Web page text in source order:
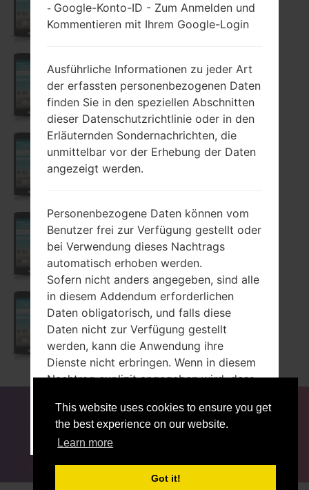
This website uses cookies to ensure you get
the best experience on our website.
Learn more
Got it!
D290AR
D290G
D290J
D290N
D290TR
- Google-Konto-ID - Zum Anmelden und
Kommentieren mit Ihrem Google-Login
Ausführliche Informationen zu jeder Art
der erfassten personenbezogenen Daten
finden Sie in den speziellen Abschnitten
dieser Datenschutzrichtlinie oder in den
Erläuternden Sondernachrichten, die
unmittelbar vor der Erhebung der Daten
angezeigt werden.
Personenbezogene Daten können vom
Benutzer frei zur Verfügung gestellt oder
bei Verwendung dieses Nachtrags
automatisch erhoben werden.
Sofern nicht anders angegeben, sind alle
in diesem Addendum erforderlichen
Daten obligatorisch, und falls diese
Daten nicht zur Verfügung gestellt
werden, kann die Anwendung ihre
Dienste nicht erbringen. Wenn in diesem
Nachtrag explizit angegeben wird, dass
Benutzer diese Daten nicht ohne
Auswirkungen auf die Verfügbarkeit oder
das Funktionieren des Dienstes
kommunizieren.
Benutzer, die nicht sicher sind, welche
AKZEPTIEREN HIER VERLASSEN